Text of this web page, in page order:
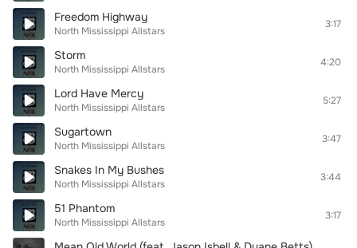
Freedom Highway
North Mississippi Allstars
3:17
Storm
North Mississippi Allstars
4:20
Lord Have Mercy
North Mississippi Allstars
5:27
Sugartown
North Mississippi Allstars
3:47
Snakes In My Bushes
North Mississippi Allstars
3:44
51 Phantom
North Mississippi Allstars
3:17